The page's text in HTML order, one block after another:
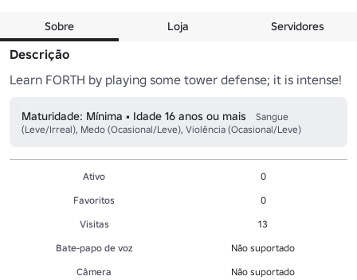
Sobre Loja Servidores
Descrição
Learn FORTH by playing some tower defense; it is intense!
Maturidade: Mínima • Idade 16 anos ou mais
Sangue
(Leve/Irreal), Medo (Ocasional/Leve), Violência (Ocasional/Leve)
Ativo
0
Favoritos
0
Visitas
13
Bate-papo de voz
Não suportado
Câmera
Não suportado